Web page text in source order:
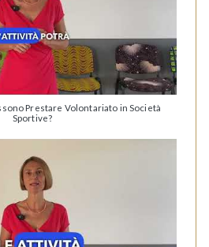
Prestare Volontariato in Società
Sportive?